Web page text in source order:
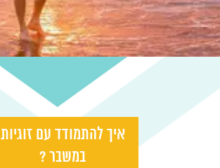
איך להתמודד עם זוגיות
במשבר ?